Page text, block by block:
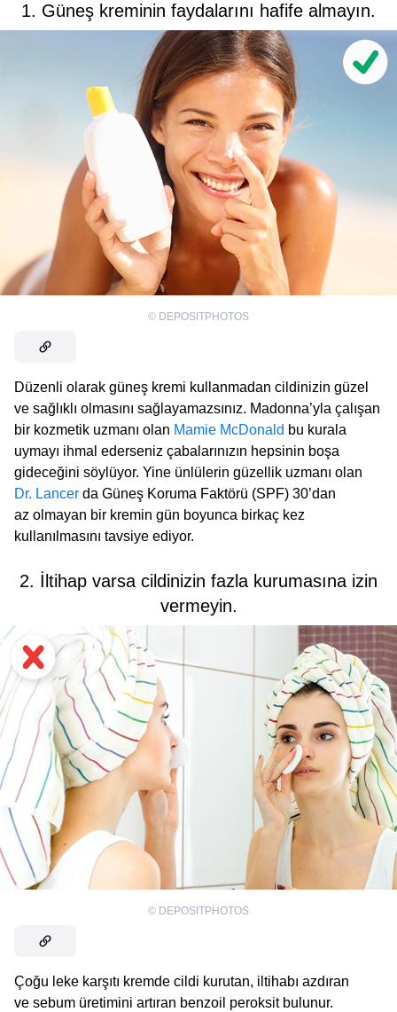
1. Güneş kreminin faydalarını hafife almayın.
© DEPOSITPHOTOS
Düzenli olarak güneş kremi kullanmadan cildinizin güzel
ve sağlıklı olmasını sağlayamazsınız. Madonna’yla çalışan
bir kozmetik uzmanı olan Mamie McDonald bu kurala
uymayı ihmal ederseniz çabalarınızın hepsinin boşa
gideceğini söylüyor. Yine ünlülerin güzellik uzmanı olan
Dr. Lancer da Güneş Koruma Faktörü (SPF) 30’dan
az olmayan bir kremin gün boyunca birkaç kez
kullanılmasını tavsiye ediyor.
2. İltihap varsa cildinizin fazla kurumasına izin
vermeyin.
© DEPOSITPHOTOS
Çoğu leke karşıtı kremde cildi kurutan, iltihabı azdıran
ve sebum üretimini artıran benzoil peroksit bulunur.